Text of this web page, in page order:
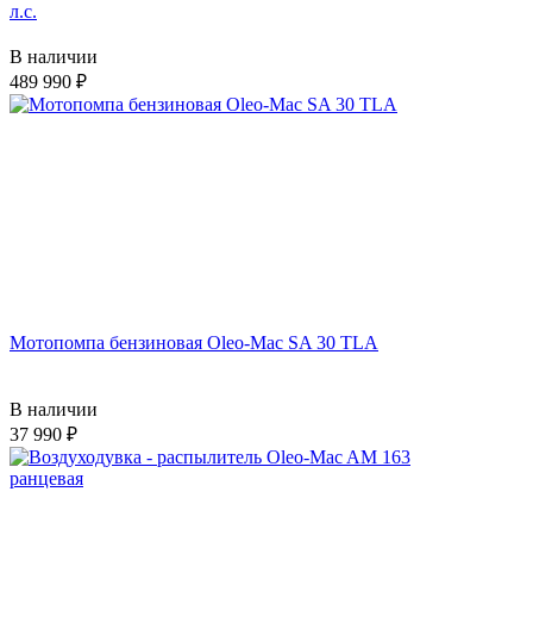
л.с.
В наличии
489 990
Мотопомпа бензиновая Oleo-Mac SA 30 TLA
В наличии
37 990